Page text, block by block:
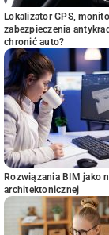
Lokalizator GPS,
zabezpieczenia
chronić auto?
Rozwiązania BIM jako
architektonicznej